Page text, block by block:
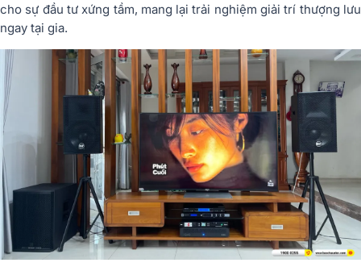
cho sự đầu tư xứng tầm, mang lại trải nghiệm giải trí thượng lưu
ngay tại gia.